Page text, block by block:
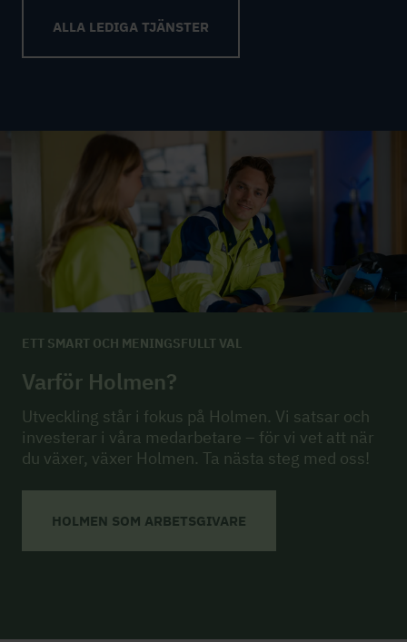
ALLA LEDIGA TJÄNSTER
ETT SMART OCH MENINGSFULLT VAL
Varför Holmen?
Utveckling står i fokus på Holmen. Vi satsar och
investerar i våra medarbetare – för vi vet att när
du växer, växer Holmen. Ta nästa steg med oss!
HOLMEN SOM ARBETSGIVARE